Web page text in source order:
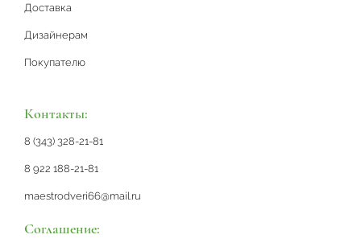
Доставка
Дизайнерам
Покупателю
Контакты:
8 (343) 328-21-81
8 922 188-21-81
maestrodveri66@mail.ru
Соглашение: